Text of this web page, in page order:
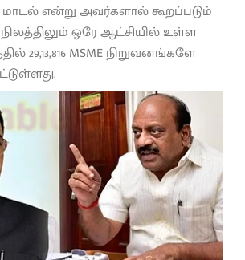
மாடல் என்று அவர்களால் கூறப்படும்
ஒரே ஆட்சியில் உள்ள
29,13,816 MSME நிறுவனங்களே